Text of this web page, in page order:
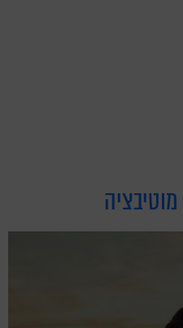
מוטיבציה